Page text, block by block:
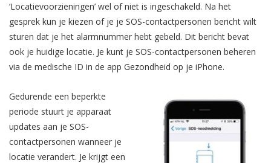
‘Locatievoorzieningen’ wel of niet is ingeschakeld. Na het
gesprek kun je kiezen of je je SOS-contactpersonen bericht wilt
sturen dat je het alarmnummer hebt gebeld. Dit bericht bevat
ook je huidige locatie. Je kunt je SOS-contactpersonen beheren
via de medische ID in de app Gezondheid op je iPhone.
Gedurende een beperkte
periode stuurt je apparaat
updates aan je SOS-
contactpersonen wanneer je
locatie verandert. Je krijgt een